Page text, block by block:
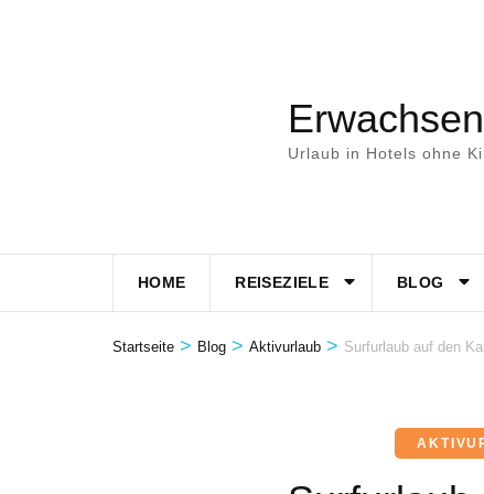
Urlaub in Hotels ohne
HOME REISEZIELE BLOG
Startseite > Blog > Aktivurlaub > Surfurlaub auf den